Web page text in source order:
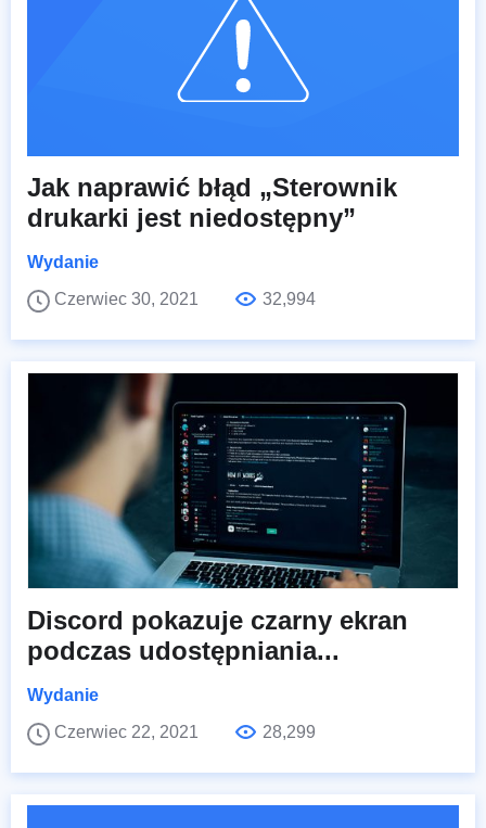
Jak naprawić błąd „Sterownik
drukarki jest niedostępny”
Wydanie
Czerwiec 30, 2021
32,994
Discord pokazuje czarny ekran
podczas udostępniania...
Wydanie
Czerwiec 22, 2021
28,299